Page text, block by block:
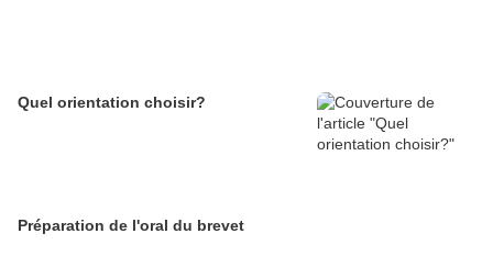
Quel orientation choisir?
Préparation de l'oral du brevet